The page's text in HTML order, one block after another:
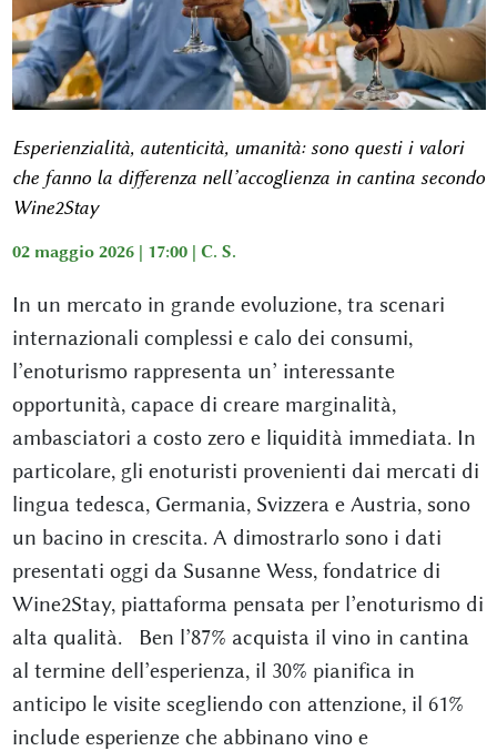
Esperienzialità, autenticità, umanità: sono questi i valori
che fanno la differenza nell’accoglienza in cantina secondo
Wine2Stay
02 maggio 2026 | 17:00 | C. S.
In un mercato in grande evoluzione, tra scenari
internazionali complessi e calo dei consumi,
l’enoturismo rappresenta un’ interessante
opportunità, capace di creare marginalità,
ambasciatori a costo zero e liquidità immediata. In
particolare, gli enoturisti provenienti dai mercati di
lingua tedesca, Germania, Svizzera e Austria, sono
un bacino in crescita. A dimostrarlo sono i dati
presentati oggi da Susanne Wess, fondatrice di
Wine2Stay, piattaforma pensata per l’enoturismo di
alta qualità. Ben l’87% acquista il vino in cantina
al termine dell’esperienza, il 30% pianifica in
anticipo le visite scegliendo con attenzione, il 61%
include esperienze che abbinano vino e